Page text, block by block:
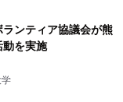
ランティア協議会が熊
動を実施